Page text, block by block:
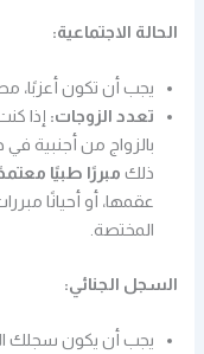
الحالة الاجتماعية:
يجب أن تكون أعزبًا،
تعدد الزوجات: إذا
بالزواج من أجنبية
ذلك مبررًا طبيًا
عقمها، أو أحيانًا
المختصة.
السجل الجنائي:
يجب أن يكون سجلك